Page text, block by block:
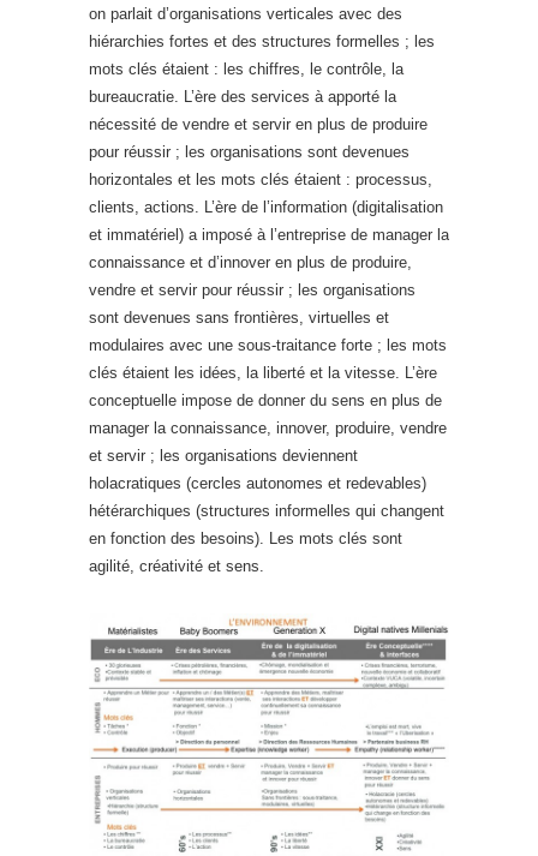
on parlait d’organisations verticales avec des
hiérarchies fortes et des structures formelles ; les
mots clés étaient : les chiffres, le contrôle, la
bureaucratie. L’ère des services à apporté la
nécessité de vendre et servir en plus de produire
pour réussir ; les organisations sont devenues
horizontales et les mots clés étaient : processus,
clients, actions. L’ère de l’information (digitalisation
et immatériel) a imposé à l’entreprise de manager la
connaissance et d’innover en plus de produire,
vendre et servir pour réussir ; les organisations
sont devenues sans frontières, virtuelles et
modulaires avec une sous-traitance forte ; les mots
clés étaient les idées, la liberté et la vitesse. L’ère
conceptuelle impose de donner du sens en plus de
manager la connaissance, innover, produire, vendre
et servir ; les organisations deviennent
holacratiques (cercles autonomes et redevables)
hétérarchiques (structures informelles qui changent
en fonction des besoins). Les mots clés sont
agilité, créativité et sens.